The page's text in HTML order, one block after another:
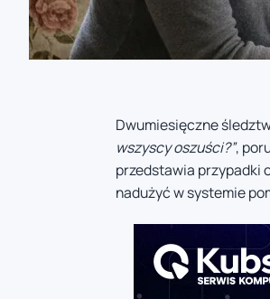
Dwumiesięczne
wszyscy oszuści?”,
przedstawia przypadki
nadużyć w systemie